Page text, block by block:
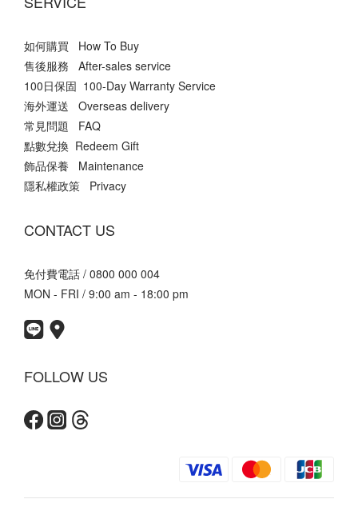
如何購買 How To Buy
售後服務 After-sales service
100日保固 100-Day Warranty Service
海外運送 Overseas delivery
常見問題 FAQ
點數兌換 Redeem Gift
飾品保養 Maintenance
隱私權政策 Privacy
CONTACT US
免付費電話 / 0800 000 004
MON - FRI / 9:00 am - 18:00 pm
FOLLOW US